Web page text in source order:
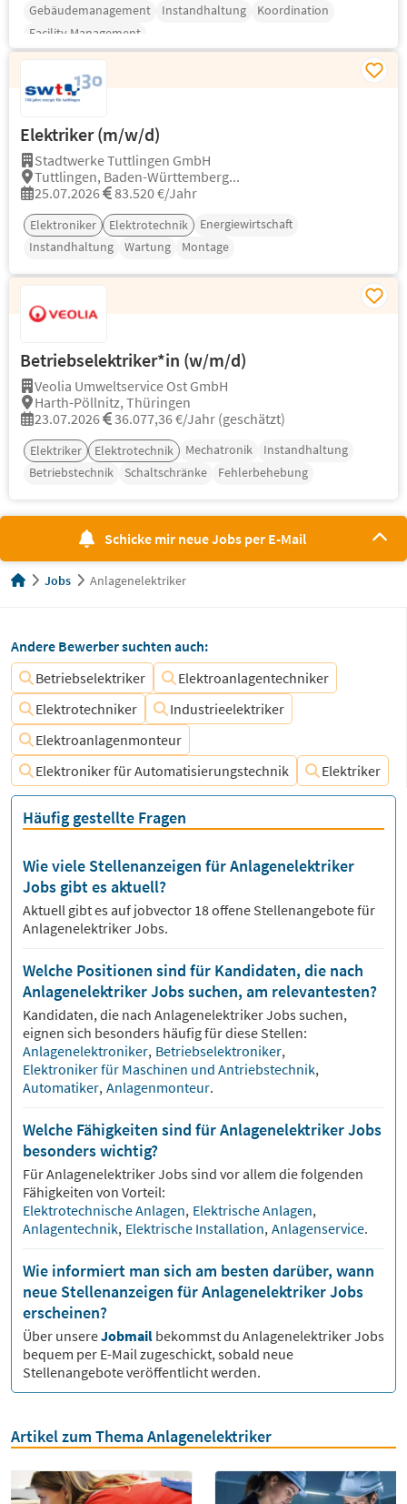
Gebäudemanagement
Instandhaltung
Koordination
Facility Management
Elektriker (m/w/d)
Stadtwerke Tuttlingen GmbH
Tuttlingen, Baden-Württemberg...
25.07.2026
83.520 €/Jahr
Elektroniker Elektrotechnik
Energiewirtschaft
Instandhaltung
Wartung Montage
Betriebselektriker*in (w/m/d)
Veolia Umweltservice Ost GmbH
Harth-Pöllnitz, Thüringen
23.07.2026
36.077,36 €/Jahr (geschätzt)
Elektriker Elektrotechnik Mechatronik
Instandhaltung
Betriebstechnik
Schaltschränke Fehlerbehebung
Schicke mir neue Jobs per E-Mail
Jobs Anlagenelektriker
Andere Bewerber suchten auch:
Betriebselektriker
Elektroanlagentechniker
Elektrotechniker
Industrieelektriker
Elektroanlagenmonteur
Elektroniker für Automatisierungstechnik
Elektriker
Häufig gestellte Fragen
Wie viele Stellenanzeigen für Anlagenelektriker
Jobs gibt es aktuell?
Aktuell gibt es auf jobvector 18offene Stellenangebote für
Anlagenelektriker Jobs.
Welche Positionen sind für Kandidaten, die nach
Anlagenelektriker Jobs suchen, am relevantesten?
Kandidaten, die nach AnlagenelektrikerJobs suchen,
eignen sich besonders häufig für diese Stellen:
Anlagenelektroniker, Betriebselektroniker,
Elektroniker für Maschinen und Antriebstechnik,
Automatiker, Anlagenmonteur.
Welche Fähigkeiten sind für Anlagenelektriker Jobs
besonders wichtig?
FürAnlagenelektrikerJobs sind vor allem die folgenden
Fähigkeiten von Vorteil:
Elektrotechnische Anlagen, Elektrische Anlagen,
Anlagentechnik, Elektrische Installation, Anlagenservice.
Wie informiert man sich am besten darüber, wann
neue Stellenanzeigen für Anlagenelektriker Jobs
erscheinen?
Über unsereJobmail bekommst du AnlagenelektrikerJobs
bequem per E-Mail zugeschickt, sobald neue
Stellenangebote veröffentlicht werden.
Artikel zum Thema Anlagenelektriker